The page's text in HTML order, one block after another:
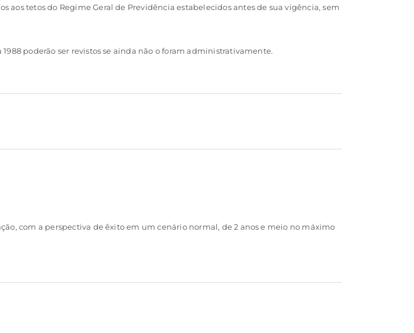
aos tetos do Regime Geral de Previdência estabelecidos antes de sua vigência, sem
poderão ser revistos se ainda não o foram administrativamente.
com a perspectiva de êxito em um cenário normal, de 2 anos e meio no máximo